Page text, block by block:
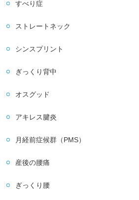
すべり症
ストレートネック
シンスプリント
ぎっくり背中
オスグッド
アキレス腱炎
月経前症候群（PMS）
産後の腰痛
ぎっくり腰